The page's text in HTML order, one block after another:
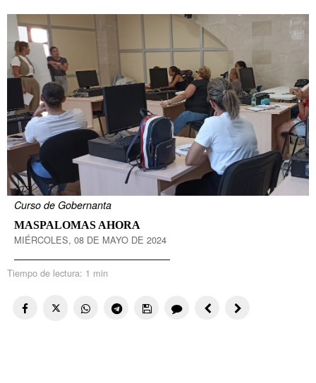
Curso de Gobernanta
MASPALOMAS AHORA
MIÉRCOLES, 08 DE MAYO DE 2024
Tiempo de lectura: 1 min